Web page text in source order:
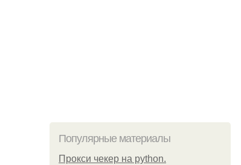
Популярные материалы
Прокси чекер на python.